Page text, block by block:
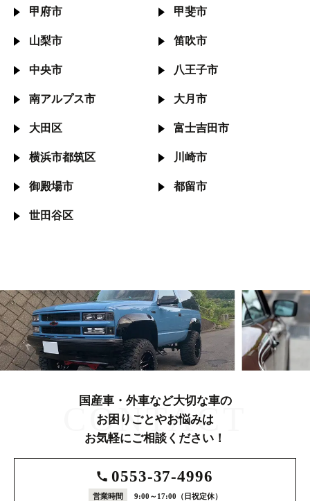
甲府市 甲斐市
山梨市 笛吹市
中央市 八王子市
南アルプス市 大月市
大田区 富士吉田市
横浜市都筑区 川崎市
御殿場市 都留市
世田谷区
CONTACT
国産車・外車など大切な車の
お困りごとやお悩みは
お気軽にご相談ください！
0553-37-4996
営業時間 9:00～17:00 （日祝定休）